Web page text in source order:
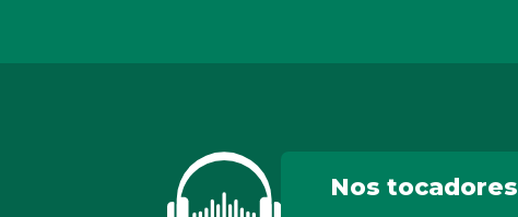
Nos tocadores